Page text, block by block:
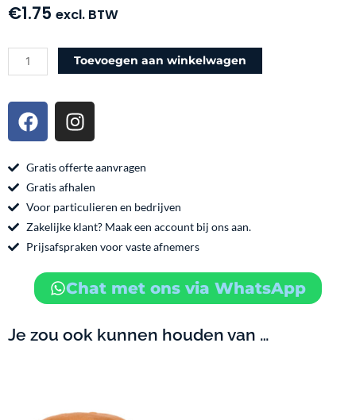
€1.75 excl. BTW
Verhoeven
tarwebol
stuks
aantal
Toevoegen aan winkelwagen
F
a
e
b
o
o
k
I
n
t
a
g
r
a
m
Gratis offerte aanvragen
Gratis afhalen
Voor particulieren en bedrijven
Zakelijke klant? Maak een account bij ons aan.
Prijsafspraken voor vaste afnemers
Chat met ons via WhatsApp
Je zou ook kunnen houden van …